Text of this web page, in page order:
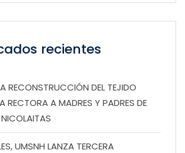
recientes
RECONSTRUCCIÓN DEL TEJIDO
RECTORA A MADRES Y PADRES DE
UMSNH LANZA TERCERA